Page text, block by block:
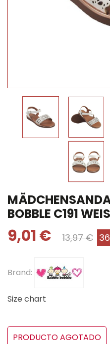
BOBBLE C191 WEISS
9,01 € 13,97 €
Brand:
Size chart
PRODUCTO AGOTADO